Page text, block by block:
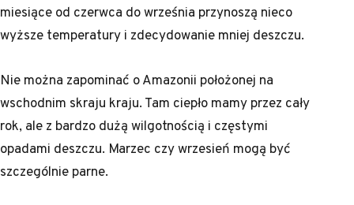
miesiące od czerwca do września przynoszą nieco
wyższe temperatury i zdecydowanie mniej deszczu.
Nie można zapominać o Amazonii położonej na
wschodnim skraju kraju. Tam ciepło mamy przez cały
rok, ale z bardzo dużą wilgotnością i częstymi
opadami deszczu. Marzec czy wrzesień mogą być
szczególnie parne.